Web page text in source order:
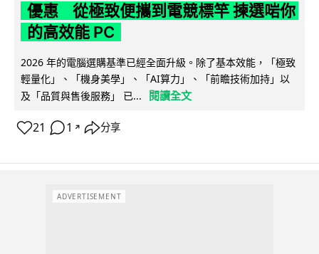
優惠 從極致便攜到電競標竿 揀選啱你
的高效能 PC
2026 年的電腦選購基準已經全面升級。除了基本效能，「極致
輕量化」、「機身美學」、「AI算力」、「前瞻技術加持」以
及「品質與售後服務」 已...
閱讀全文
21 1 ↗ 分享
ADVERTISEMENT